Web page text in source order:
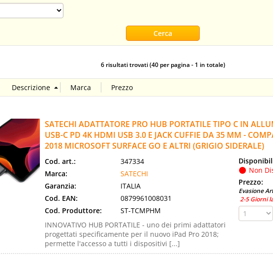
6 risultati trovati (40 per pagina - 1 in totale)
SATECHI ADATTATORE PRO HUB PORTATILE TIPO C IN
USB-C PD 4K HDMI USB 3.0 E JACK CUFFIE DA 35 MM -
2018 MICROSOFT SURFACE GO E ALTRI (GRIGIO SIDERALE)
Cod. art.:
347334
Marca:
SATECHI
Garanzia:
ITALIA
Cod. EAN:
0879961008031
Cod. Produttore:
ST-TCMPHM
INNOVATIVO HUB PORTATILE - uno dei primi adattatori
progettati specificamente per il nuovo iPad Pro 2018;
permette l'accesso a tutti i dispositivi [...]
Non
Prezzo:
Evasione
2-5 Giorni